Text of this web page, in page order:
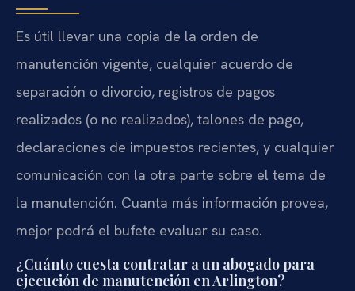
Es útil llevar una copia de la orden de
manutención vigente, cualquier acuerdo de
separación o divorcio, registros de pagos
realizados (o no realizados), talones de pago,
declaraciones de impuestos recientes, y cualquier
comunicación con la otra parte sobre el tema de
la manutención. Cuanta más información provea,
mejor podrá el bufete evaluar su caso.
¿Cuánto cuesta contratar a un abogado para
ejecución de manutención en Arlington?